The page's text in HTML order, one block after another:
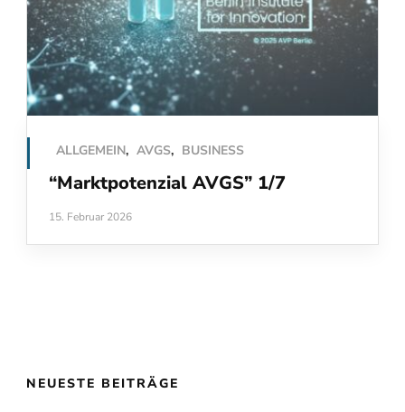
ALLGEMEIN, AVGS, BUSINESS
“Marktpotenzial AVGS” 1/7
15. Februar 2026
NEUESTE BEITRÄGE